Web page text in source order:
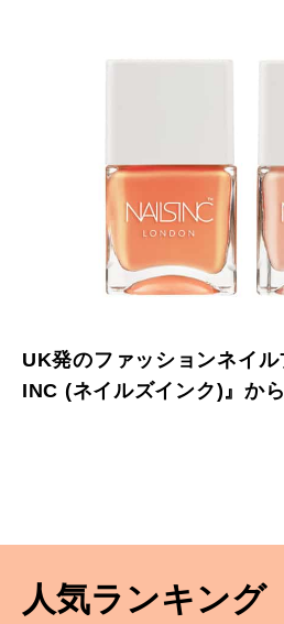
UK発のファッションネイ
INC (ネイルズインク)』か
人気ランキング